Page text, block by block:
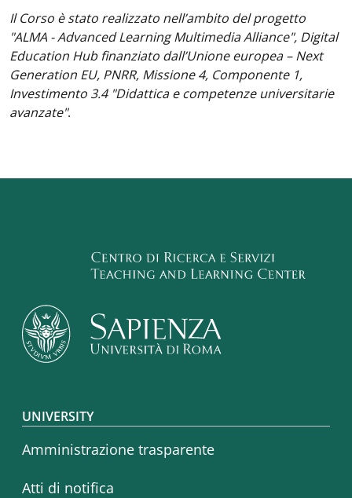
Il Corso è stato realizzato nell’ambito del progetto
"ALMA - Advanced Learning Multimedia Alliance", Digital
Education Hub finanziato dall’Unione europea – Next
Generation EU, PNRR, Missione 4, Componente 1,
Investimento 3.4 "Didattica e competenze universitarie
avanzate".
Footer menu
UNIVERSITY
Amministrazione trasparente
Atti di notifica